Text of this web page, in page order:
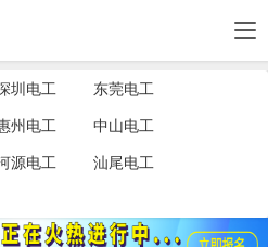
圳电工
东莞电工
州电工
中山电工
源电工
汕尾电工